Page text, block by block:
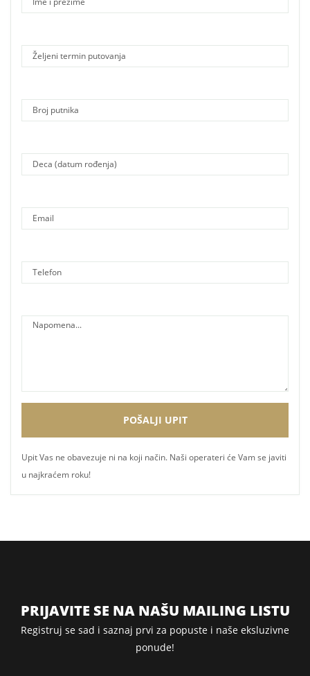
Upit Vas ne obavezuje ni na koji način. Naši operateri će Vam se javiti
u najkraćem roku!
PRIJAVITE SE NA NAŠU MAILING LISTU
Registruj se sad i saznaj prvi za popuste i naše eksluzivne
ponude!